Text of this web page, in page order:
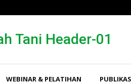
WEBINAR & PELATIHAN